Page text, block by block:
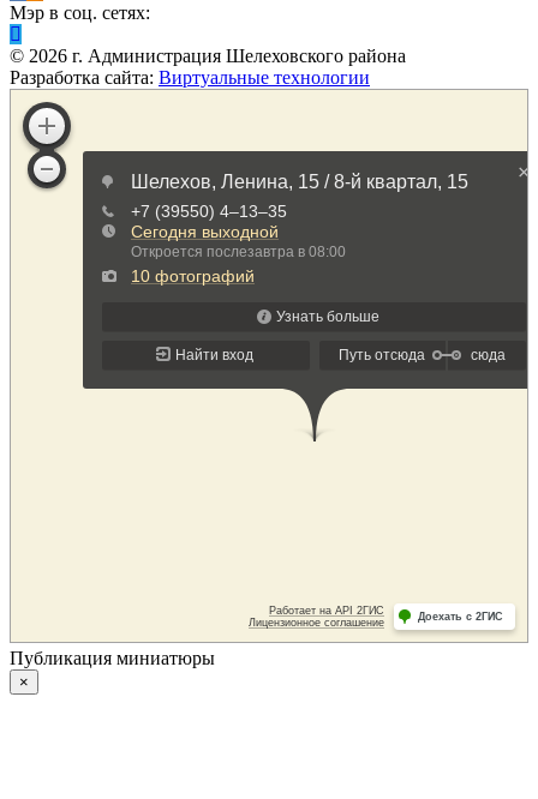
Мэр в соц. сетях:
© 2026 г. Администрация Шелеховского района
Разработка сайта: Виртуальные технологии
Публикация миниатюры
×